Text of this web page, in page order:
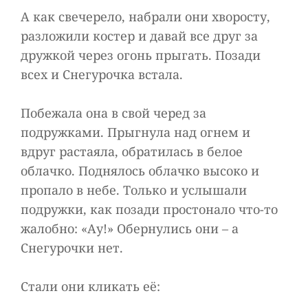
А как свечерело, набрали они хворосту,
разложили костер и давай все друг за
дружкой через огонь прыгать. Позади
всех и Снегурочка встала.
Побежала она в свой черед за
подружками. Прыгнула над огнем и
вдруг растаяла, обратилась в белое
облачко. Поднялось облачко высоко и
пропало в небе. Только и услышали
подружки, как позади простонало что-то
жалобно: «Ау!» Обернулись они – а
Снегурочки нет.
Стали они кликать её: